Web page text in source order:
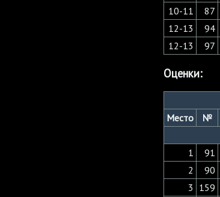
10-11
87
12-13
94
12-13
97
Оценки:
Место
№
1
91
2
90
3 159